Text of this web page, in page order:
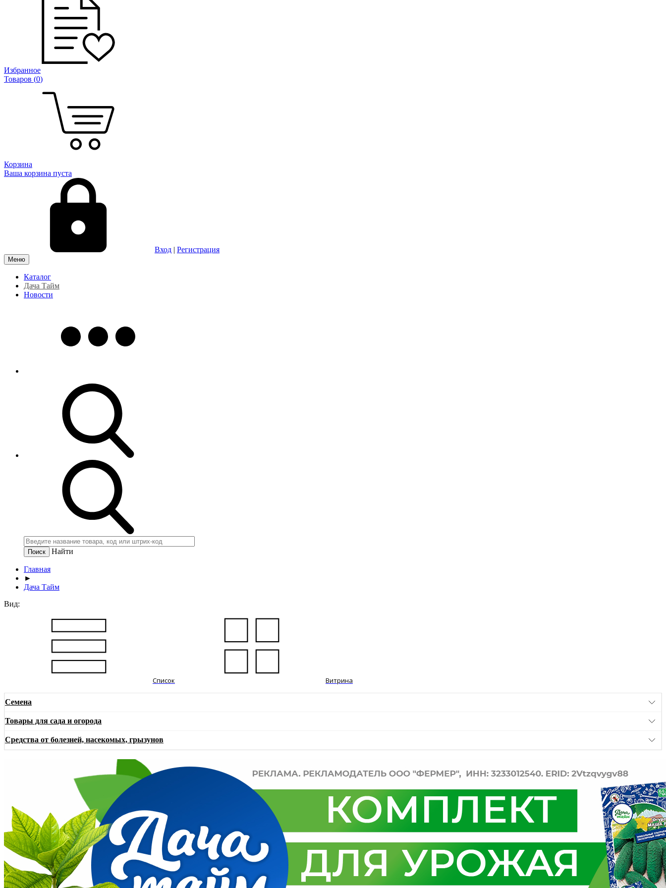
Избранное
Товаров (0)
Корзина
Ваша корзина пуста
Вход | Регистрация
Меню
Каталог
Дача Тайм
Новости
Найти
Главная
►
Дача Тайм
Вид:
Список Витрина
Семена
Товары для сада и огорода
Средства от болезней, насекомых, грызунов